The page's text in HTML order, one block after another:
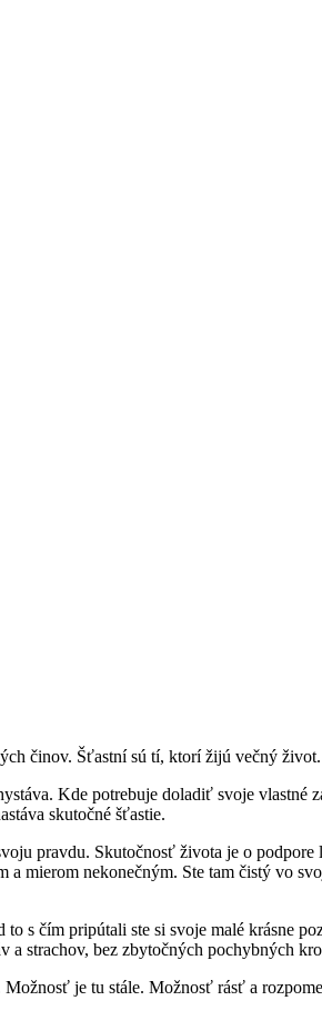
činov. Šťastní sú tí, ktorí žijú večný
Kde potrebuje doladiť svoje
skutočné šťastie.
pravdu. Skutočnosť života je o
mierom nekonečným. Ste tam čistý vo
s čím pripútali ste si svoje malé krásne
strachov, bez zbytočných pochybných
je tu stále. Možnosť rásť a